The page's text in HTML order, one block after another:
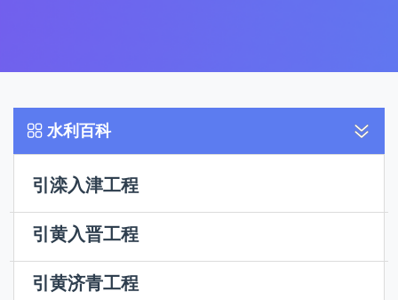
水利百科
引滦入津工程
将河北省境内的滦河水跨流域引入天津市的城市供水工
程。水源地位于河北省迁西县滦河中下游的潘家口水库，
在设计保证率75%时，向天津供水10亿m3/a。由潘家口
水库（参见潘家口水利枢纽）放水，沿滦河入大黑汀水库
引黄入晋工程
工程从黄河万家寨水利枢纽库区取水，经总干线、南干线
和北干线分别为太原、大同、朔州3个城市和能源基地供
引黄济青工程